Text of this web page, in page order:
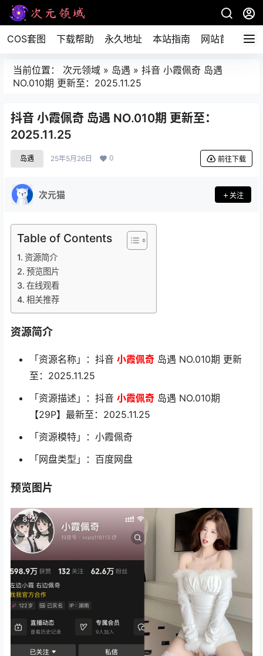
COS套图 下载帮助 永久地址 本站指南 网站首页
当前位置： 次元领域 » 岛遇 » 抖音 小霞佩奇 岛遇
NO.010期 更新至：2025.11.25
抖音 小霞佩奇 岛遇 NO.010期 更新至：
2025.11.25
岛遇 25年5月26日 0 前往下载
次元猫 关注
Table of Contents
资源简介
预览图片
在线观看
相关推荐
资源简介
「资源名称」：抖音 小霞佩奇 岛遇 NO.010期 更新
至：2025.11.25
「资源描述」：抖音 小霞佩奇 岛遇 NO.010期
【29P】最新至：2025.11.25
「资源模特」：小霞佩奇
「网盘类型」：百度网盘
预览图片